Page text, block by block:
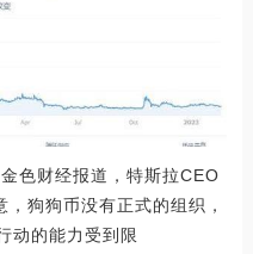
色财经报道，特斯拉CEO
狗狗币没有正式的组织，
动的能力受到限